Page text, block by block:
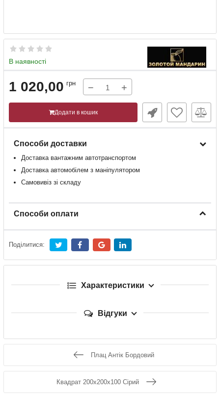
В наявності
1 020,00 грн − +
Додати в кошик
Способи доставки
Доставка вантажним автотранспортом
Доставка автомобілем з маніпулятором
Самовивіз зі складу
Способи оплати
Поділитися:
Характеристики
Відгуки
Плац Антік Бордовий
Квадрат 200х200х100 Сірий